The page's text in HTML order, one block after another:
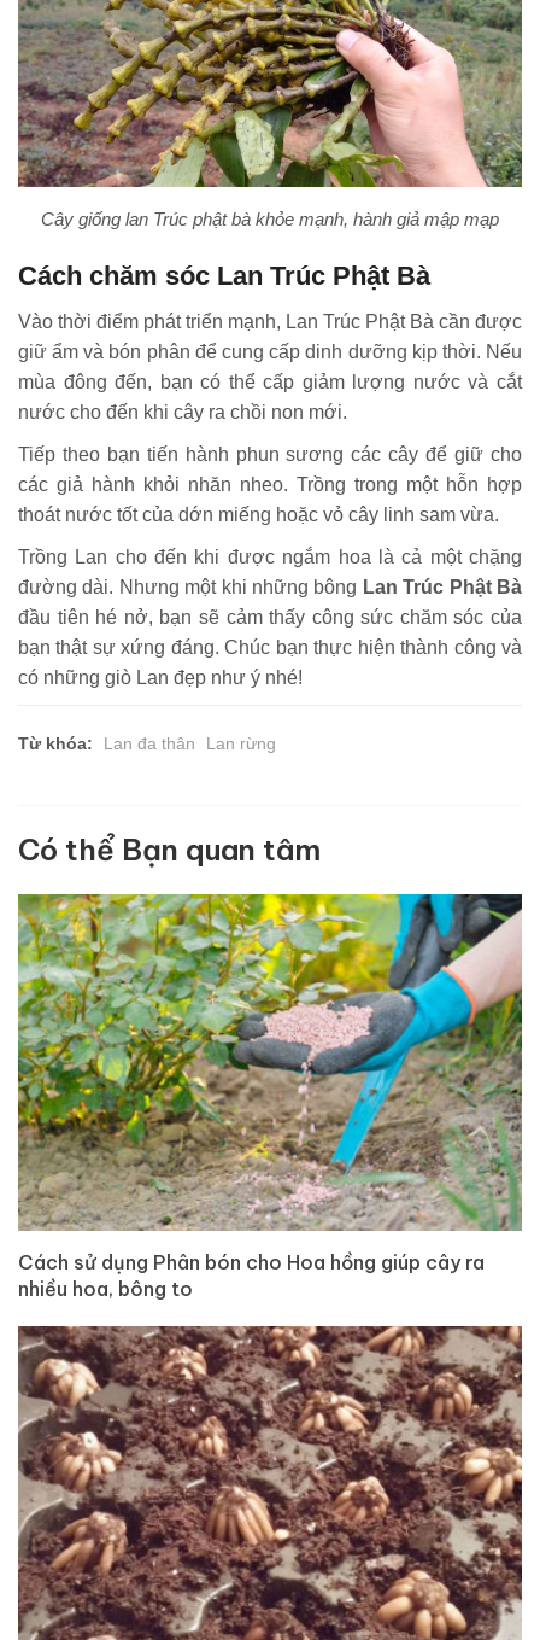
Cây giống lan Trúc phật bà khỏe mạnh, hành giả mập mạp
Cách chăm sóc Lan Trúc Phật Bà
Vào thời điểm phát triển mạnh, Lan Trúc Phật Bà cần được
giữ ẩm và bón phân để cung cấp dinh dưỡng kịp thời. Nếu
mùa đông đến, bạn có thể cấp giảm lượng nước và cắt
nước cho đến khi cây ra chồi non mới.
Tiếp theo bạn tiến hành phun sương các cây để giữ cho
các giả hành khỏi nhăn nheo. Trồng trong một hỗn hợp
thoát nước tốt của dớn miếng hoặc vỏ cây linh sam vừa.
Trồng Lan cho đến khi được ngắm hoa là cả một chặng
đường dài. Nhưng một khi những bông Lan Trúc Phật Bà
đầu tiên hé nở, bạn sẽ cảm thấy công sức chăm sóc của
bạn thật sự xứng đáng. Chúc bạn thực hiện thành công và
có những giò Lan đẹp như ý nhé!
Từ khóa: Lan đa thân Lan rừng
Có thể Bạn quan tâm
Cách sử dụng Phân bón cho Hoa hồng giúp cây ra
nhiều hoa, bông to